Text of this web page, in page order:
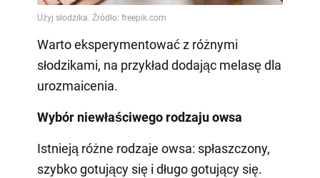
Warto eksperymentować z różnymi
słodzikami, na przykład dodając melasę dla
urozmaicenia.
Wybór niewłaściwego rodzaju owsa
Istnieją różne rodzaje owsa: spłaszczony,
szybko gotujący się i długo gotujący się.